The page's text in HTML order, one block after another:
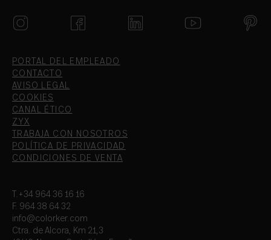
PORTAL DEL EMPLEADO
CONTACTO
AVISO LEGAL
COOKIES
CANAL ÉTICO
ZYX
TRABAJA CON NOSOTROS
POLÍTICA DE PRIVACIDAD
CONDICIONES DE VENTA
T.+34 964 36 16 16
F. 964 38 64 32
info@colorker.com
Ctra. de Alcora, Km 21,3